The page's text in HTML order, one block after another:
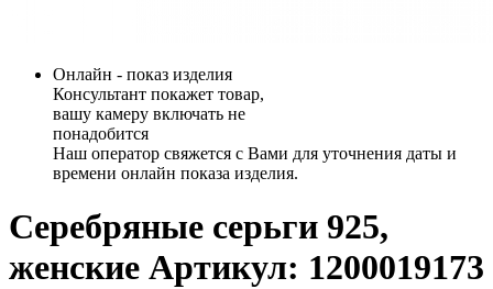
Онлайн - показ изделия
Консультант покажет товар,
вашу камеру включать не
понадобится
Наш оператор свяжется с Вами для уточнения даты и
времени онлайн показа изделия.
Серебряные серьги 925,
женские Артикул: 1200019173